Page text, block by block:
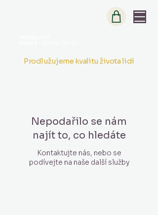
Prodlužujeme kvalitu života lidí
Nepodařilo se nám
najít to, co hledáte
Kontaktujte nás, nebo se
podívejte na naše další služby